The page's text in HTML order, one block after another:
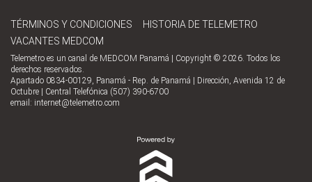
TÉRMINOS Y CONDICIONES
HISTORIA DE TELEMETRO
VACANTES MEDCOM
Telemetro es un canal de MEDCOM Panamá | Copyright © 2026. Todos los
derechos reservados.
Apartado 0834-00129, Panamá - Rep. de Panamá | Dirección, Avenida 12 de
Octubre | Central Telefónica (507) 390-6700
email: internet@telemetro.com